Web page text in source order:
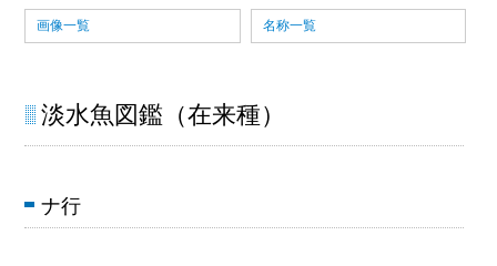
画像一覧 名称一覧
淡水魚図鑑（在来種）
ナ行